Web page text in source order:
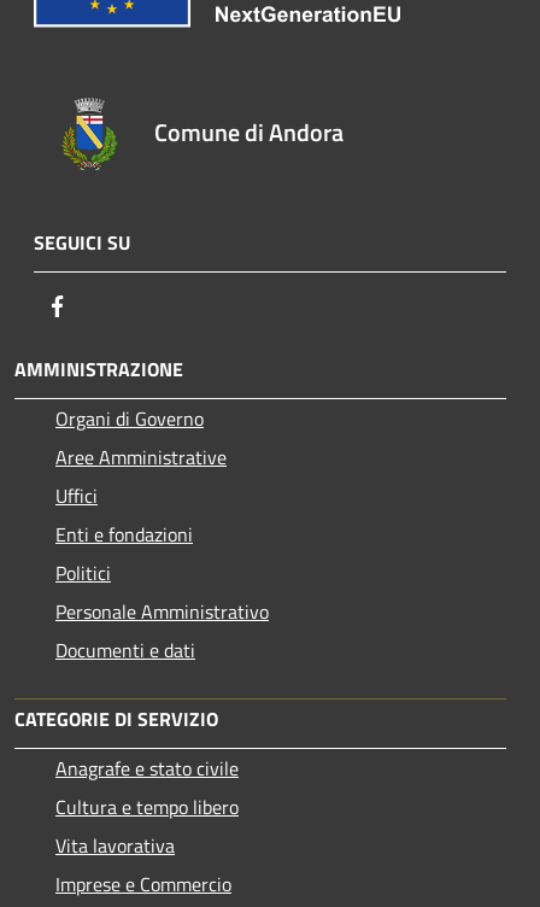
Comune di Andora
SEGUICI SU
AMMINISTRAZIONE
Organi di Governo
Aree Amministrative
Uffici
Enti e fondazioni
Politici
Personale Amministrativo
Documenti e dati
CATEGORIE DI SERVIZIO
Anagrafe e stato civile
Cultura e tempo libero
Vita lavorativa
Imprese e Commercio